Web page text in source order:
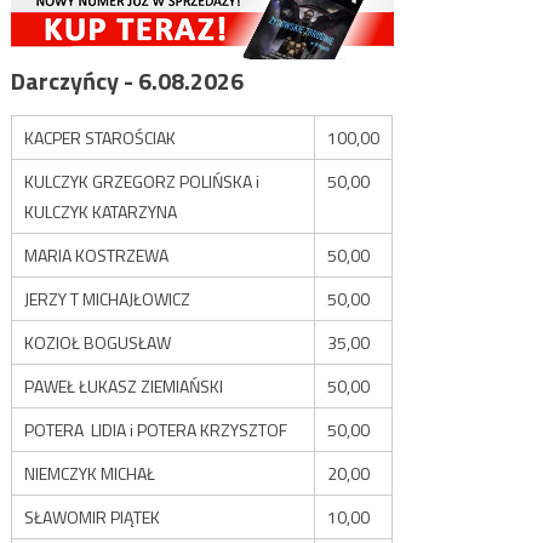
Darczyńcy - 6.08.2026
KACPER STAROŚCIAK
100,00
KULCZYK GRZEGORZ POLIŃSKA i
KULCZYK KATARZYNA
50,00
MARIA KOSTRZEWA
50,00
JERZY T MICHAJŁOWICZ
50,00
KOZIOŁ BOGUSŁAW
35,00
PAWEŁ ŁUKASZ ZIEMIAŃSKI
50,00
POTERA LIDIA i POTERA KRZYSZTOF
50,00
NIEMCZYK MICHAŁ
20,00
SŁAWOMIR PIĄTEK
10,00